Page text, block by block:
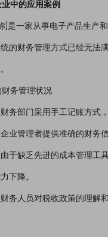
中的应用案例
]是一家从事电子产品生产
的财务管理方式已经无法
财务管理状况
财务部门采用手工记账方式
业管理者提供准确的财务信
由于缺乏先进的成本管理工
下降。
财务人员对税收政策的理解